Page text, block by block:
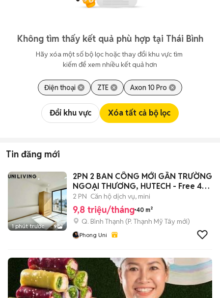
Không tìm thấy kết quả phù hợp tại Thái Bình
Hãy xóa một số bộ lọc hoặc thay đổi khu vực tìm
kiếm để xem nhiều kết quả hơn
Điện thoại ZTE Axon 10 Pro
Đổi khu vực Xóa tất cả bộ lọc
Tin đăng mới
1 phút trước 9
2PN 2 BAN CÔNG MỚI GẦN TRƯỜNG
NGOẠI THƯƠNG, HUTECH - Free 4
xe
2 PN Căn hộ dịch vụ, mini
9,8 triệu/tháng 40 m²
Q. Bình Thạnh (P. Thạnh Mỹ Tây mới)
Phong Uni